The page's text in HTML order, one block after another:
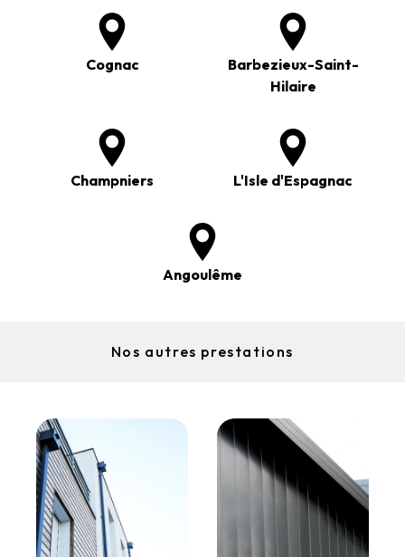
Cognac
Barbezieux-Saint-
Hilaire
Champniers L'Isle d'Espagnac
Angoulême
Nos autres prestations